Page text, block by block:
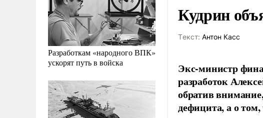
Разработкам «народного ВПК»
ускорят путь в войска
Кудрин
Tекст: Антон Касс
Экс-министр
разработок
обратив
дефицита, а о том,